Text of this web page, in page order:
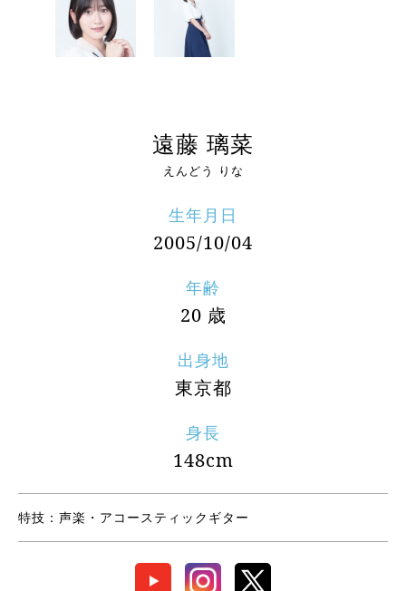
遠藤 璃菜
えんどう りな
生年月日
2005/10/04
年齢
20 歳
出身地
東京都
身長
148cm
特技：声楽・アコースティックギター